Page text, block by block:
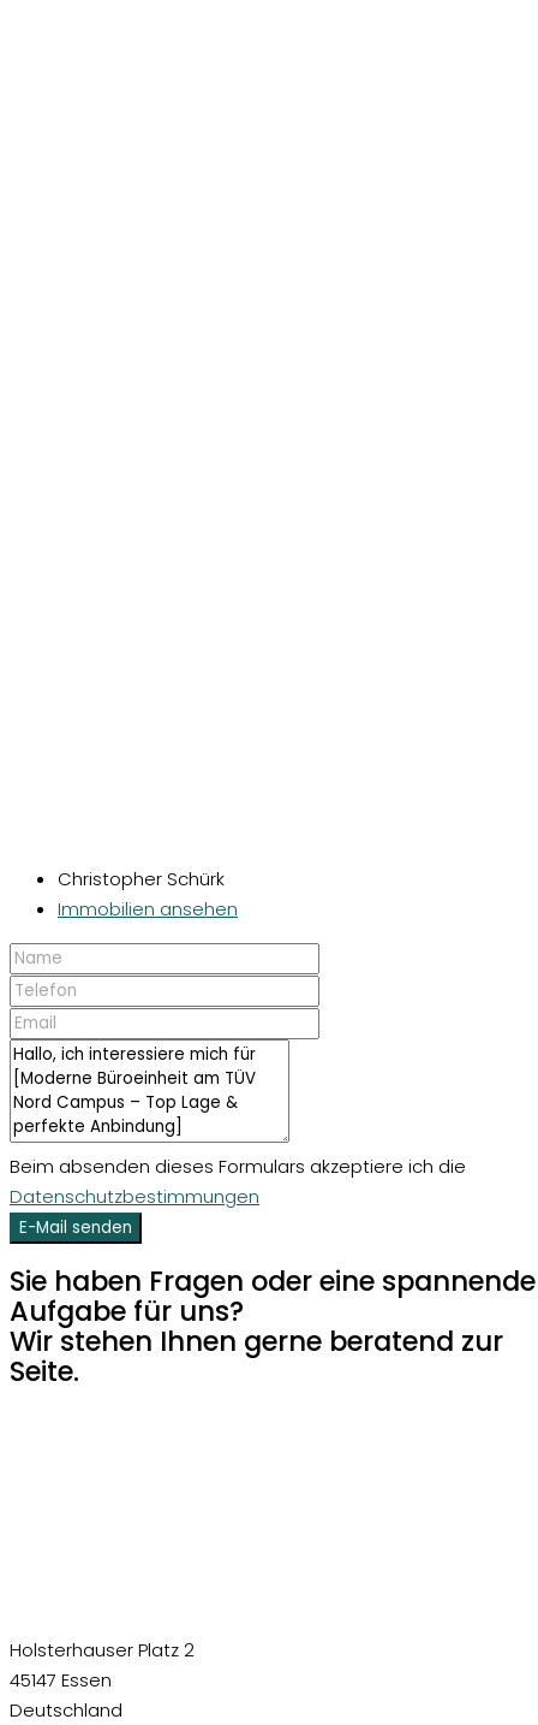
Christopher Schürk
Immobilien ansehen
Beim absenden dieses Formulars akzeptiere ich die
Datenschutzbestimmungen
E-Mail senden
Sie haben Fragen oder eine spannende
Aufgabe für uns?
Wir stehen Ihnen gerne beratend zur
Seite.
Holsterhauser Platz 2
45147 Essen
Deutschland